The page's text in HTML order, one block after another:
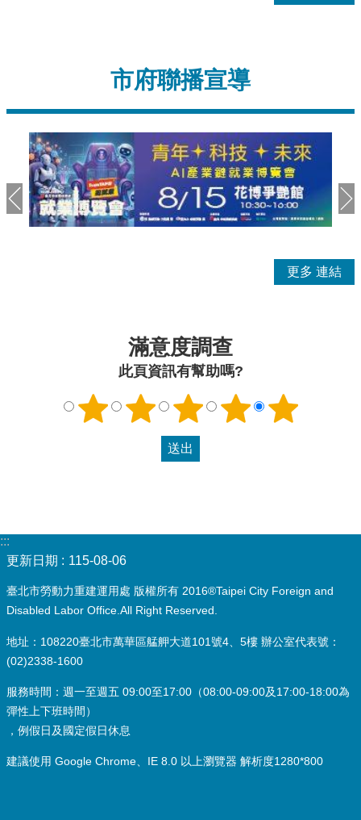
市府聯播宣導
更多
滿意度調查
此頁資訊有幫助嗎?
:::
更新日期
115-08-06
臺北市勞動力重建運用處 版權所有 2016®Taipei City Foreign and
Disabled Labor Office.All Right Reserved.
地址：108220臺北市萬華區艋舺大道101號4、5樓 辦公室代表號：
(02)2338-1600
服務時間：週一至週五 09:00至17:00（08:00-09:00及17:00-18:00為
彈性上下班時間）
，例假日及國定假日休息
建議使用 Google Chrome、IE 8.0 以上瀏覽器 解析度1280*800